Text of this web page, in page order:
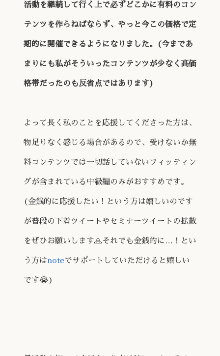
活動を継続して行く上で必ずどこかに有料のコン
テンツを作らねばならず、やっと今この価格で定
期的に開催できるようになりました。(今まであ
まりにも私がそういったコンテンツが少なく高価
格帯だったのも反省点ではあります)
よって長く私のことを応援してくださった方は、
物足りなく感じる場合があるので、受けないか無
料コンテンツでは一切話していないフィッティン
グが含まれている中級編のみがおすすめです。
(金銭的に応援したい！という方は嬉しいのです
が普段の下着ツイートやセミナーツイートの拡散
をぜひお願いします🙏それでも金銭的に…！とい
う方はnoteでサポートしていただけると嬉しい
です😭)